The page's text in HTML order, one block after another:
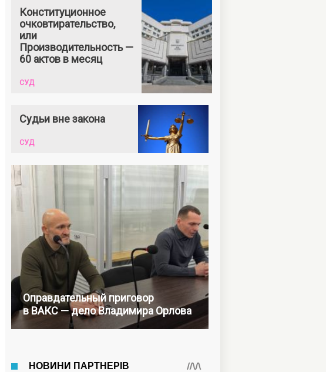
Конституционное
очковтирательство,
или
Производительность —
60 актов в месяц
СУД
Судьи вне закона
СУД
Оправдательный приговор
в ВАКС — дело Владимира Орлова